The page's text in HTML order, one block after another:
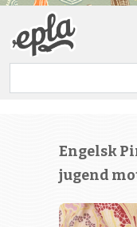
Engelsk
jugend